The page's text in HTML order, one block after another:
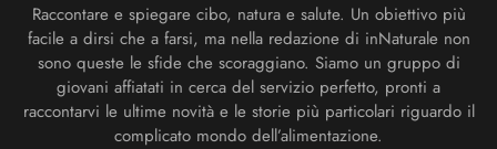
Raccontare e spiegare cibo, natura e salute. Un obiettivo più
facile a dirsi che a farsi, ma nella redazione di inNaturale non
sono queste le sfide che scoraggiano. Siamo un gruppo di
giovani affiatati in cerca del servizio perfetto, pronti a
raccontarvi le ultime novità e le storie più particolari riguardo il
complicato mondo dell’alimentazione.